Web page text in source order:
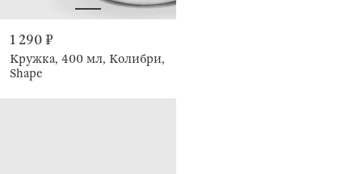
1 290 ₽
Кружка, 400 мл, Колибри,
Shape